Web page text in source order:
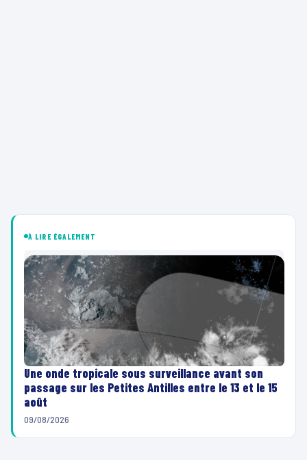
À LIRE ÉGALEMENT
Une onde tropicale sous surveillance avant son
passage sur les Petites Antilles entre le 13 et le 15
août
09/08/2026